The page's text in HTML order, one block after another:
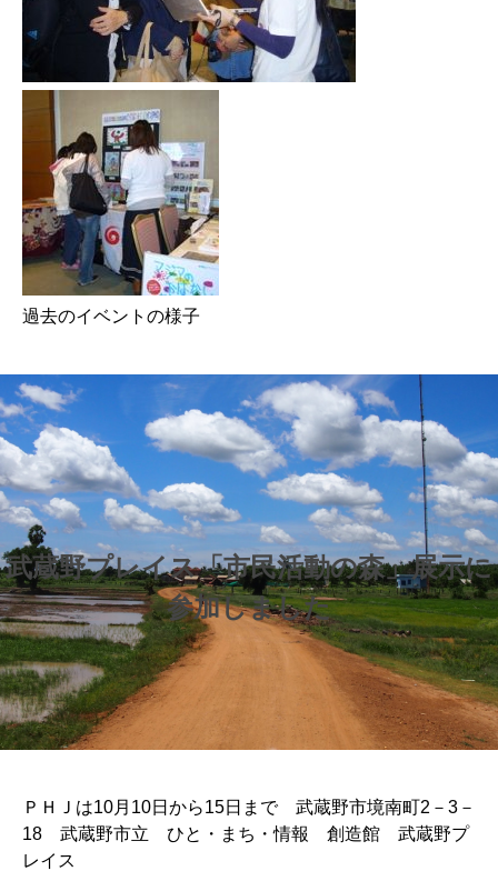
過去のイベントの様子
武蔵野プレイス「市民活動の森」展示に
参加しました
ＰＨＪは10月10日から15日まで 武蔵野市境南町2－3－
18 武蔵野市立 ひと・まち・情報 創造館 武蔵野プ
レイス